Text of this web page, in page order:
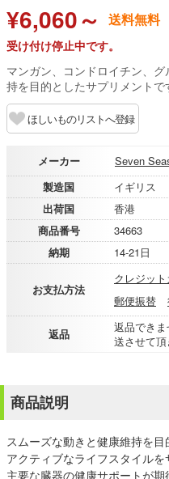
¥6,060～ 送料無料
受け付け停止中です。
マンガン、コンドロイチン、
持を目的としたサプリメントで
ほしいものリストへ登録
メーカー
Seven
製造国
イギリス
出荷国
香港
商品番号
34663
納期
14-21日
お支払方法
クレジッ
郵便振替
返品
返品でき
送させて
商品説明
スムーズな動きと健康維持を
アクティブなライフスタイルを
主要な臓器の健康サポートが